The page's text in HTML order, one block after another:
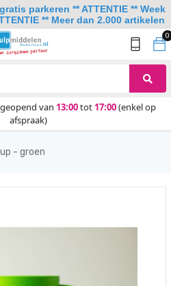
0
geopend van 13:00tot 17:00(enkel op
afspraak)
- groen
parkeren ** ATTENTIE ** Week
** Meer dan 2.000 artikelen